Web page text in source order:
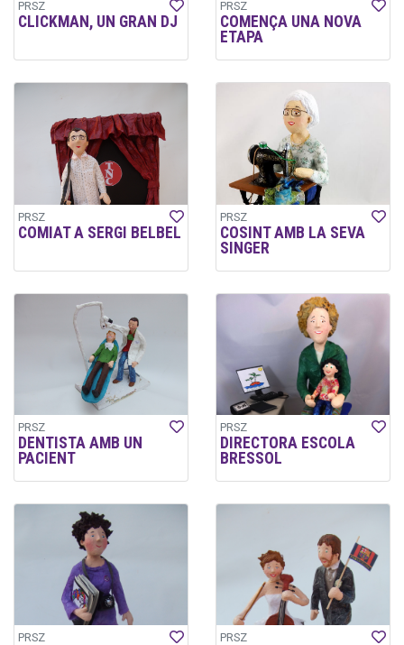
PRSZ
CLICKMAN, UN GRAN DJ
PRSZ
COMENÇA UNA NOVA
ETAPA
PRSZ
COMIAT A SERGI BELBEL
PRSZ
COSINT AMB LA SEVA
SINGER
PRSZ
DENTISTA AMB UN
PACIENT
PRSZ
DIRECTORA ESCOLA
BRESSOL
PRSZ PRSZ